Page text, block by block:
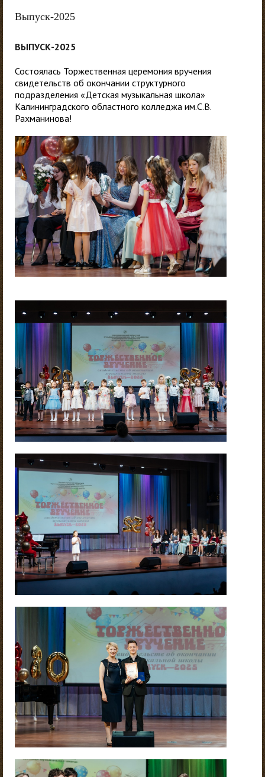
Выпуск-2025
ВЫПУСК-2025
Состоялась Торжественная церемония вручения
свидетельств об окончании структурного
подразделения «Детская музыкальная школа»
Калининградского областного колледжа им.С.В.
Рахманинова!